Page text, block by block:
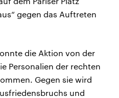
gegen das Auftreten
die Aktion von der
Personalien der rechten
Gegen sie wird
und